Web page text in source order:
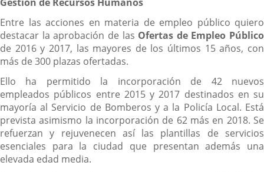
Entre las acciones en materia de empleo público quiero
destacar la aprobación de las Ofertas de Empleo Público
de 2016 y 2017, las mayores de los últimos 15 años, con
más de 300 plazas ofertadas.
Ello ha permitido la incorporación de 42 nuevos
empleados públicos entre 2015 y 2017 destinados en su
mayoría al Servicio de Bomberos y a la Policía Local. Está
prevista asimismo la incorporación de 62 más en 2018. Se
refuerzan y rejuvenecen así las plantillas de servicios
esenciales para la ciudad que presentan además una
elevada edad media.